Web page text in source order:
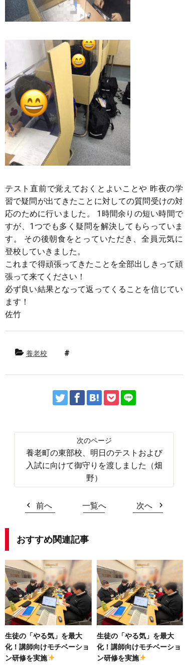
テスト直前で覚えておくとよいことや 昨夜の学
習で疑問が出てきたことに対しての質問受けの対
応のために行いました。 1時間余りの短い時間で
すが、1つでも多く疑問を解決してもらっていま
す。 その後朝食をとっていただき、全員元気に
登校していきました。
これまで得頑張ってきたことを全部出しきって頑
張って来てください！
必ず良い結果となって返ってくることを信じてい
ます！
佐竹
養老校
養老町の東部校、明日のテストおよび
入試に向けて御守りを渡しました（畑
野）
前へ 一覧へ 次へ
おすすめ関連記事
生徒の「やる気」を最大
化！講師向けモチベーショ
ン研修を実施
生徒の「やる気」を最大
化！講師向けモチベーショ
ン研修を実施